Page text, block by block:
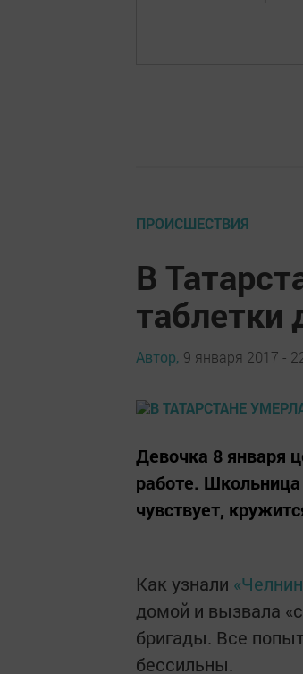
ПРОИСШЕСТВИЯ
В
таблетки
Автор, 9 января 2017 -
Девочка 8 января
работе. Школьница
чувствует,
Как узнали
домой и вызвала
бригады. Все
бессильны.